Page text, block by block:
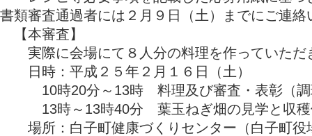
書類審査通過者には２月９日（土）までにご連絡
【本審査】
実際に会場にて８人分の料理を作っていただ
日時：平成２５年２月１６日（土）
10時20分～13時 料理及び審査・表彰（調
13時～13時40分 葉玉ねぎ畑の見学と収穫
場所：白子町健康づくりセンター（白子町